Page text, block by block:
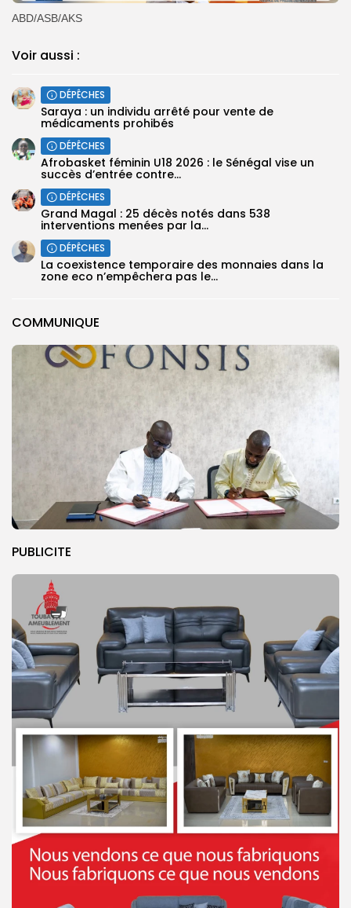
COMMUNIQUE
PUBLICITE
ABD/ASB/AKS
Voir aussi :
DÉPÊCHES
Saraya : un individu arrêté pour vente de
médicaments prohibés
DÉPÊCHES
Afrobasket féminin U18 2026 : le Sénégal vise un
succès d’entrée contre...
DÉPÊCHES
Grand Magal : 25 décès notés dans 538
interventions menées par la...
DÉPÊCHES
La coexistence temporaire des monnaies dans la
zone eco n’empêchera pas le...